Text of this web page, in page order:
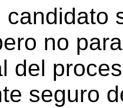
candidato
no
del
seguro